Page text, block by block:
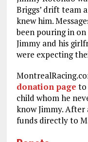
Briggs’ drift team
knew him.
been pouring in
Jimmy and his
were expecting
donation page to
child whom he
know Jimmy. After
funds directly to